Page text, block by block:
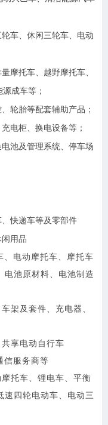
车、休闲三轮车、电动
摩托车、越野摩托车、
成车等；
轮胎等配套辅助产品；
电柜、换电设备等；
池及管理系统、停车场
快递车等及零部件
用品
、电动摩托车、摩托车
电池原材料、电池制造
架及套件、充电器、
享电动自行车
信服务商等
托车、锂电车、平衡
速四轮电动车、电动三